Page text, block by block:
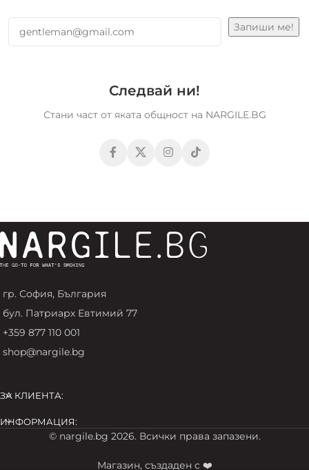
Следвай ни!
Стани част от яката общност на NARGILE.BG
гр. София, България
бул. Патриарх Евтимий 77
+359 877 110 001
shop@nargile.bg
ЗА КЛИЕНТА:
ИНФОРМАЦИЯ:
© nargile.bg 2026. Всички права запазени.
Магазин, създаден с ❤️